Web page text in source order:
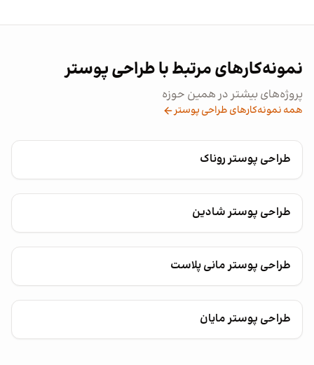
نمونه‌کارهای مرتبط با طراحی پوستر
پروژه‌های بیشتر در همین حوزه
همه نمونه‌کارهای طراحی پوستر
طراحی پوستر روناک
طراحی پوستر شادین
طراحی پوستر مانی پلاست
طراحی پوستر مایان